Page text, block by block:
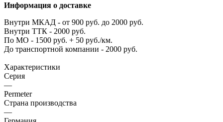
Информация о доставке
Внутри МКАД - от 900 руб. до 2000 руб.
Внутри ТТК - 2000 руб.
По МО - 1500 руб. + 50 руб./км.
До транспортной компании - 2000 руб.
Характеристики
Серия
—
Permeter
Страна производства
—